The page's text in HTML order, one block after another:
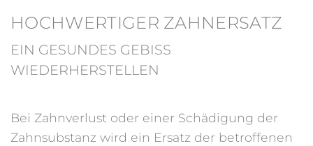
HOCHWERTIGER ZAHNERSATZ
EIN GESUNDES GEBISS
WIEDERHERSTELLEN
Bei Zahnverlust oder einer Schädigung der
Zahnsubstanz wird ein Ersatz der betroffenen